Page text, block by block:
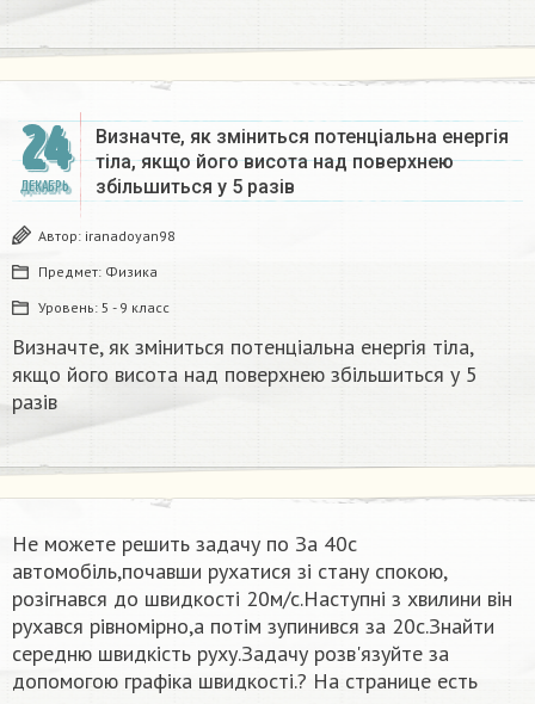
24
ДЕКАБРЬ
Визначте, як зміниться потенціальна енергія
тіла, якщо його висота над поверхнею
збільшиться у 5 разів
Автор: iranadoyan98
Предмет: Физика
Уровень: 5 - 9 класс
Визначте, як зміниться потенціальна енергія тіла,
якщо його висота над поверхнею збільшиться у 5
разів
Не можете решить задачу по За 40с
автомобіль,почавши рухатися зі стану спокою,
розігнався до швидкості 20м/с.Наступні з хвилини він
рухався рівномірно,а потім зупинився за 20с.Знайти
середню швидкість руху.Задачу розв'язуйте за
допомогою графіка швидкості.​? На странице есть